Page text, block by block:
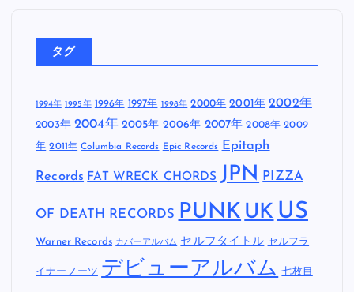
タグ
1994年 1995年 1996年 1997年 1998年 2000年 2001年 2002年
2003年 2004年 2005年 2006年 2007年 2008年 2009
年 2011年 Columbia Records Epic Records Epitaph
Records FAT WRECK CHORDS JPN PIZZA
OF DEATH RECORDS PUNK UK US
Warner Records カバーアルバム セルフタイトル セルフラ
イナーノーツ デビューアルバム 七枚目